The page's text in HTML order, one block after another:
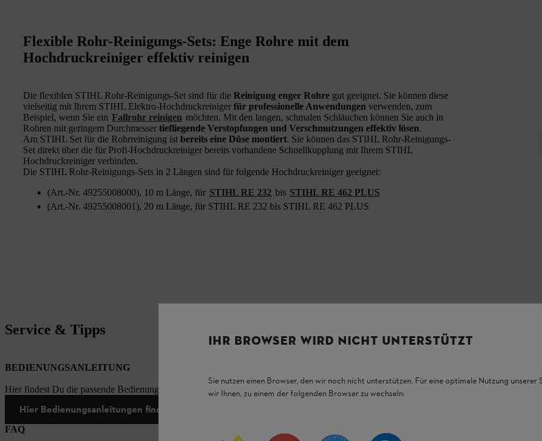
Flexible Rohr-Reinigungs-Sets: Enge Rohre mit dem
Hochdruckreiniger effektiv reinigen
Die flexiblen STIHL Rohr-Reinigungs-Set sind für die Reinigung enger Rohre gut geeignet. Sie können diese
vielseitig mit Ihrem STIHL Elektro-Hochdruckreiniger für professionelle Anwendungen verwenden, zum
Beispiel, wenn Sie ein Fallrohr reinigen möchten. Mit den langen, schmalen Schläuchen können Sie auch in
Rohren mit geringem Durchmesser tiefliegende Verstopfungen und Verschmutzungen effektiv lösen.
Am STIHL Set für die Rohrreinigung ist bereits eine Düse montiert. Sie können das STIHL Rohr-Reinigungs-
Set direkt über die für Profi-Hochdruckreiniger bereits vorhandene Schnellkupplung mit Ihrem STIHL
Hochdruckreiniger verbinden.
Die STIHL Rohr-Reinigungs-Sets in 2 Längen sind für folgende Hochdruckreiniger geeignet:
(Art.-Nr. 49255008000), 10 m Länge, für STIHL RE 232 bis STIHL RE 462 PLUS
(Art.-Nr. 49255008001), 20 m Länge, für STIHL RE 232 bis STIHL RE 462 PLUS
Service & Tipps
BEDIENUNGSANLEITUNG
Hier findest Du die passende Bedienungsanleitungen zu unseren STIHL Produkten.
Hier Bedienungsanleitungen finden
FAQ
IHR BROWSER WIRD NICHT UNTERSTÜTZT
Sie nutzen einen Browser, den wir noch nicht unterstützen. Für eine optimale Nutzung unserer
wir Ihnen, zu einem der folgenden Browser zu wechseln: